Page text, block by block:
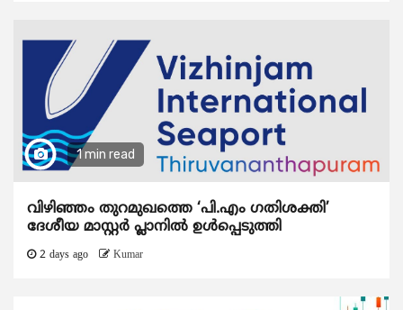
1 min read
വിഴിഞ്ഞം തുറമുഖത്തെ ‘പി.എം ഗതിശക്തി’
ദേശീയ മാസ്റ്റർ പ്ലാനിൽ ഉൾപ്പെടുത്തി
2 days ago Kumar